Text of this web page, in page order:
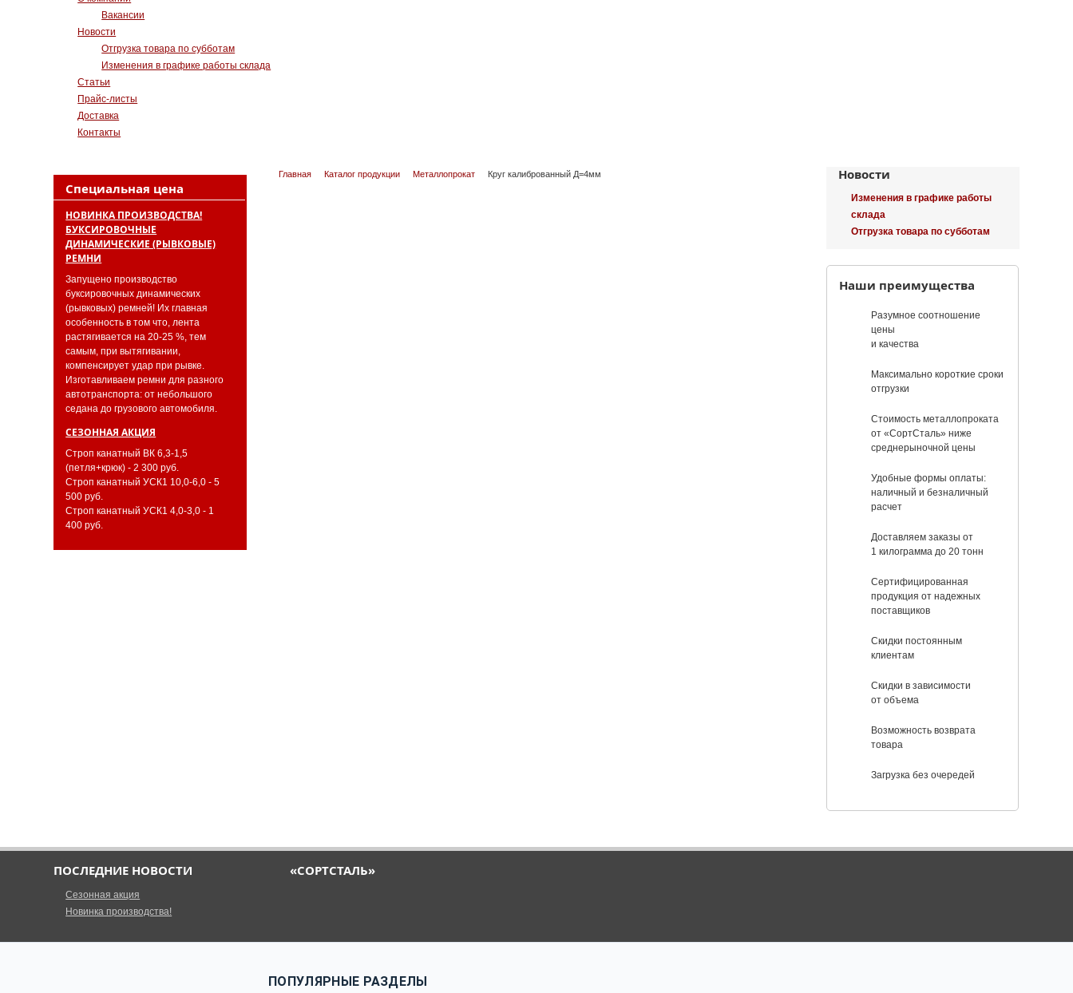
Вакансии
Новости
Отгрузка товара по субботам
Изменения в графике работы склада
Статьи
Прайс-листы
Доставка
Контакты
Главная Каталог продукции Металлопрокат Круг калиброванный Д=4мм
Специальная цена
НОВИНКА ПРОИЗВОДСТВА!
БУКСИРОВОЧНЫЕ
ДИНАМИЧЕСКИЕ (РЫВКОВЫЕ)
РЕМНИ
Запущено производство
буксировочных динамических
(рывковых) ремней! Их главная
особенность в том что, лента
растягивается на 20-25 %, тем
самым, при вытягивании,
компенсирует удар при рывке.
Изготавливаем ремни для разного
автотранспорта: от небольшого
седана до грузового автомобиля.
СЕЗОННАЯ АКЦИЯ
Строп канатный ВК 6,3-1,5
(петля+крюк) - 2 300 руб.
Строп канатный УСК1 10,0-6,0 - 5
500 руб.
Строп канатный УСК1 4,0-3,0 - 1
400 руб.
Новости
Изменения в графике работы
склада
Отгрузка товара по субботам
Наши преимущества
Разумное соотношение
цены
и качества
Максимально короткие сроки
отгрузки
Стоимость металлопроката
от «СортСталь» ниже
среднерыночной цены
Удобные формы оплаты:
наличный и безналичный
расчет
Доставляем заказы от
1 килограмма до 20 тонн
Сертифицированная
продукция от надежных
поставщиков
Скидки постоянным
клиентам
Скидки в зависимости
от объема
Возможность возврата
товара
Загрузка без очередей
ПОСЛЕДНИЕ НОВОСТИ
Сезонная акция
Новинка производства!
«СОРТСТАЛЬ»
ПОПУЛЯРНЫЕ РАЗДЕЛЫ